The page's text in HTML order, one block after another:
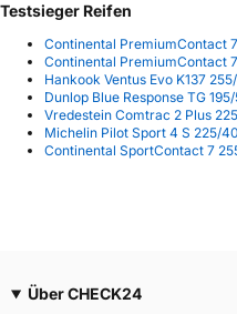
Testsieger Reifen
Continental PremiumContact
Continental PremiumContact
Hankook Ventus Evo K137
Dunlop Blue Response TG
Vredestein Comtrac 2 Plus
Michelin Pilot Sport 4 S 225/
Continental SportContact 7
Über CHECK24